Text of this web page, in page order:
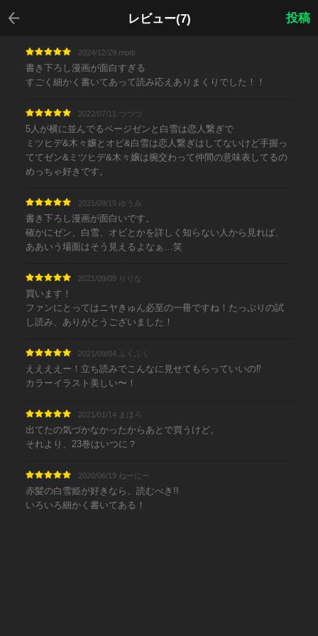
レビュー(7)
戻る
投稿
2024/12/29 motti
書き下ろし漫画が面白すぎる
すごく細かく書いてあって読み応えありまくりでした！！
2022/07/11 つつつ
5人が横に並んでるページゼンと白雪は恋人繋ぎで
ミツヒデ&木々嬢とオビ&白雪は恋人繋ぎはしてないけど手握っ
ててゼン&ミツヒデ&木々嬢は腕交わって仲間の意味表してるの
めっちゃ好きです。
2021/09/19 ゆうみ
書き下ろし漫画が面白いです。
確かにゼン、白雪、オビとかを詳しく知らない人から見れば、
ああいう場面はそう見えるよなぁ…笑
2021/09/09 りりな
買います！
ファンにとってはニヤきゅん必至の一冊ですね！たっぷりの試
し読み、ありがとうございました！
2021/09/04 ふくふく
ええええー！立ち読みでこんなに見せてもらっていいの⁉︎
カラーイラスト美しい〜！
2021/01/14 まほろ
出てたの気づかなかったからあとで買うけど。
それより、23巻はいつに？
2020/06/19 ねーにー
赤髪の白雪姫が好きなら、読むべき!!
いろいろ細かく書いてある！